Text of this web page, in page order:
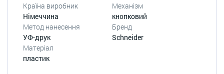
Країна виробник
Німеччина
Механізм
кнопковий
Метод нанесення
УФ-друк
Бренд
Schneider
Матеріал
пластик